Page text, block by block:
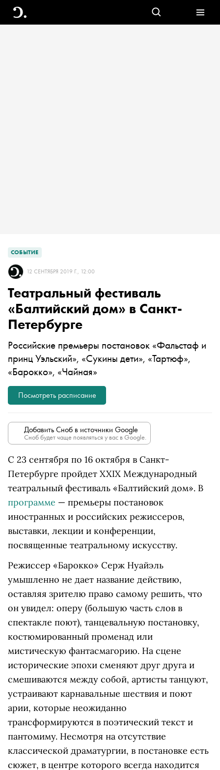
СОБЫТИЕ
12 СЕНТЯБРЯ 2019 Г., 12:00
Театральный фестиваль
«Балтийский дом» в Санкт-
Петербурге
Российские премьеры постановок «Фальстаф и
принц Уэльский», «Сукины дети», «Тартюф»,
«Барокко», «Чайная»
Посмотреть расписание
Добавить Сноб в источники Google
Сноб будет чаще появляться у вас в Google.
С 23 сентября по 16 октября в Санкт-
Петербурге пройдет XXIX Международный
театральный фестиваль «Балтийский дом». В
программе — премьеры постановок
иностранных и российских режиссеров,
выставки, лекции и конференции,
посвященные театральному искусству.
Режиссер «Барокко» Серж Нуайэль
умышленно не дает название действию,
оставляя зрителю право самому решить, что
он увидел: оперу (большую часть слов в
спектакле поют), танцевальную постановку,
костюмированный променад или
мистическую фантасмагорию. На сцене
исторические эпохи сменяют друг друга и
смешиваются между собой, артисты танцуют,
устраивают карнавальные шествия и поют
арии, которые неожиданно
трансформируются в поэтический текст и
пантомиму. Несмотря на отсутствие
классической драматургии, в постановке есть
сюжет, в центре которого всегда находится